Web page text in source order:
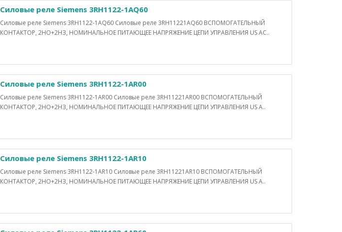
Силовые реле Siemens 3RH1122-1AQ60
Силовые реле Siemens 3RH1122-1AQ60 Силовые реле 3RH11221AQ60 ВСПОМОГАТЕЛЬНЫЙ
КОНТАКТОР, 2НО+2НЗ, НОМИНАЛЬНОЕ ПИТАЮЩЕЕ НАПРЯЖЕНИЕ ЦЕПИ УПРАВЛЕНИЯ US AC..
Силовые реле Siemens 3RH1122-1AR00
Силовые реле Siemens 3RH1122-1AR00 Силовые реле 3RH11221AR00 ВСПОМОГАТЕЛЬНЫЙ
КОНТАКТОР, 2НО+2НЗ, НОМИНАЛЬНОЕ ПИТАЮЩЕЕ НАПРЯЖЕНИЕ ЦЕПИ УПРАВЛЕНИЯ US A..
Силовые реле Siemens 3RH1122-1AR10
Силовые реле Siemens 3RH1122-1AR10 Силовые реле 3RH11221AR10 ВСПОМОГАТЕЛЬНЫЙ
КОНТАКТОР, 2НО+2НЗ, НОМИНАЛЬНОЕ ПИТАЮЩЕЕ НАПРЯЖЕНИЕ ЦЕПИ УПРАВЛЕНИЯ US A..